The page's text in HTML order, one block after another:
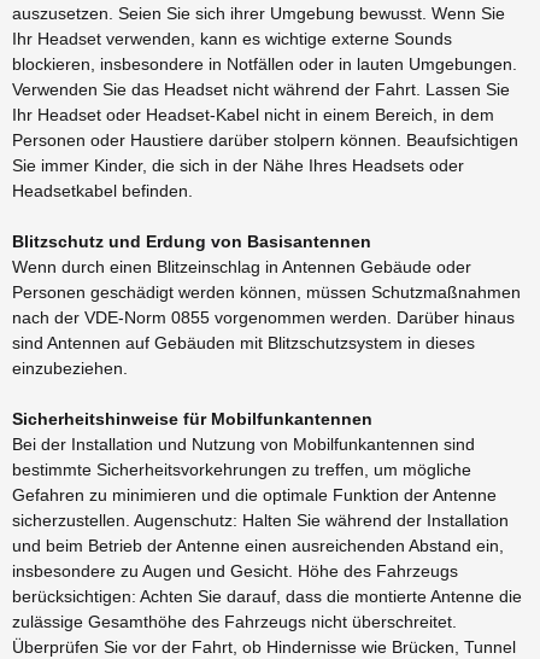
auszusetzen. Seien Sie sich ihrer Umgebung bewusst. Wenn Sie
Ihr Headset verwenden, kann es wichtige externe Sounds
blockieren, insbesondere in Notfällen oder in lauten Umgebungen.
Verwenden Sie das Headset nicht während der Fahrt. Lassen Sie
Ihr Headset oder Headset-Kabel nicht in einem Bereich, in dem
Personen oder Haustiere darüber stolpern können. Beaufsichtigen
Sie immer Kinder, die sich in der Nähe Ihres Headsets oder
Headsetkabel befinden.
Blitzschutz und Erdung von Basisantennen
Wenn durch einen Blitzeinschlag in Antennen Gebäude oder
Personen geschädigt werden können, müssen Schutzmaßnahmen
nach der VDE-Norm 0855 vorgenommen werden. Darüber hinaus
sind Antennen auf Gebäuden mit Blitzschutzsystem in dieses
einzubeziehen.
Sicherheitshinweise für Mobilfunkantennen
Bei der Installation und Nutzung von Mobilfunkantennen sind
bestimmte Sicherheitsvorkehrungen zu treffen, um mögliche
Gefahren zu minimieren und die optimale Funktion der Antenne
sicherzustellen. Augenschutz: Halten Sie während der Installation
und beim Betrieb der Antenne einen ausreichenden Abstand ein,
insbesondere zu Augen und Gesicht. Höhe des Fahrzeugs
berücksichtigen: Achten Sie darauf, dass die montierte Antenne die
zulässige Gesamthöhe des Fahrzeugs nicht überschreitet.
Überprüfen Sie vor der Fahrt, ob Hindernisse wie Brücken, Tunnel